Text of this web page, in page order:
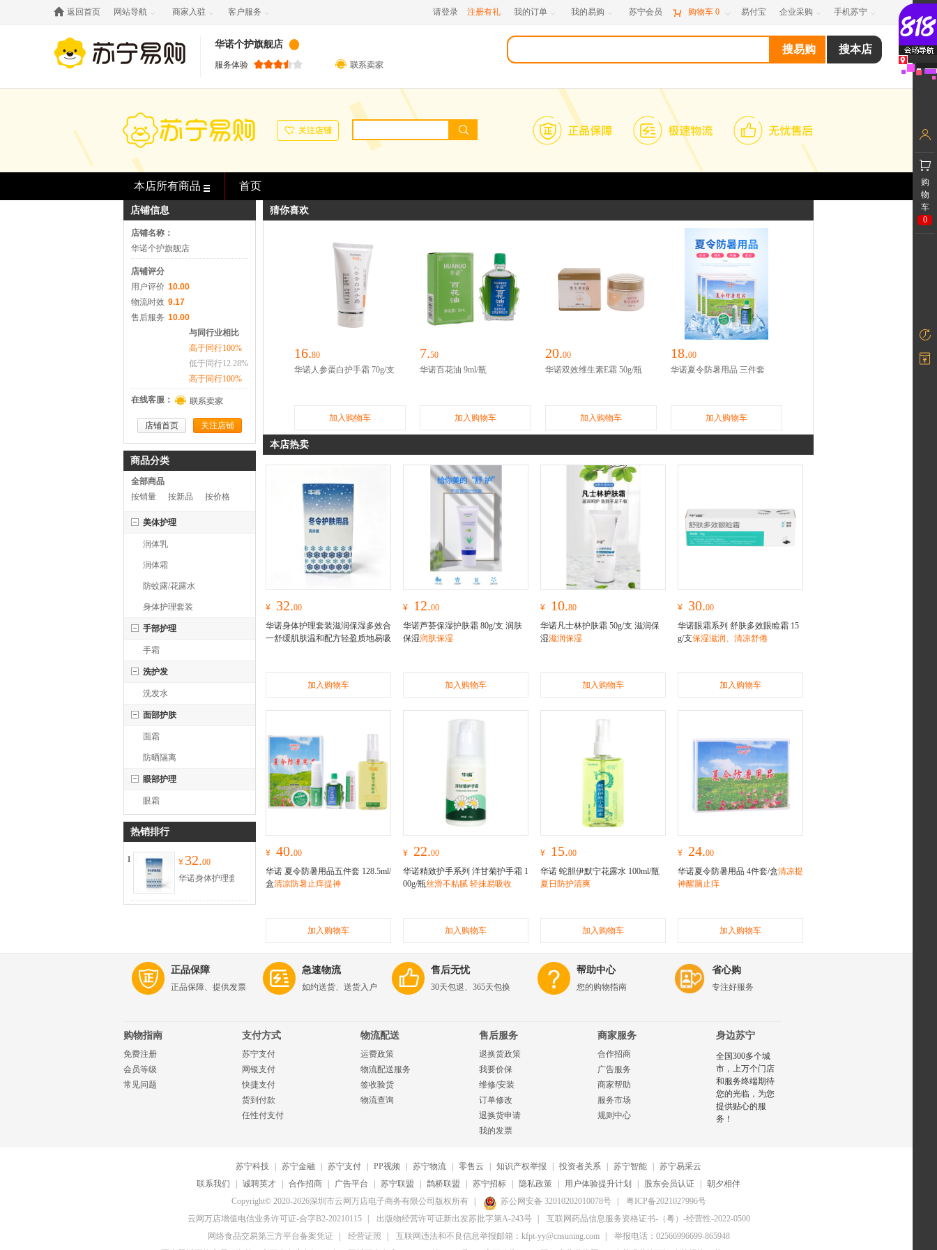
 返回首页 网站导航  商家入驻  客户服务  请登录 注册有礼 我的订单  我的易购  苏宁会员  购物车 0  易付宝 企业采购  手机苏宁 
华诺个护旗舰店
服务体验
本店所有商品 首页
店铺信息
店铺名称：
华诺个护旗舰店
店铺评分
用户评价 10.00
物流时效 9.17
售后服务 10.00
与同行业相比
高于同行100%
低于同行12.28%
高于同行100%
在线客服：
店铺首页 关注店铺
商品分类
全部商品
按销量
按新品 按价格
美体护理
润体乳
润体霜
防蚊露/花露水
身体护理套装
手部护理
手霜
洗护发
洗发水
面部护肤
面霜
防晒隔离
眼部护理
眼霜
热销排行
1 ¥ 32.00
华诺身体护理套
猜你喜欢
16.80
华诺人参蛋白护手霜 70g/支
加入购物车
7.50
华诺百花油 9ml/瓶
加入购物车
20.00
华诺双效维生素E霜 50g/瓶
加入购物车
18.00
华诺夏令防暑用品 三件套
加入购物车
本店热卖
¥ 32.00
华诺身体护理套装滋润保湿多效合
一舒缓肌肤温和配方轻盈质地易吸
加入购物车
¥ 12.00
华诺芦荟保湿护肤霜 80g/支 润肤
保湿润肤保湿
加入购物车
¥ 10.80
华诺凡士林护肤霜 50g/支 滋润保
湿滋润保湿
加入购物车
¥ 30.00
华诺眼霜系列 舒肤多效眼睑霜 15
g/支保湿滋润、清凉舒倦
加入购物车
¥ 40.00
华诺 夏令防暑用品五件套 128.5ml/
盒清凉防暑止痒提神
加入购物车
¥ 22.00
华诺精致护手系列 洋甘菊护手霜 1
00g/瓶丝滑不粘腻 轻抹易吸收
加入购物车
¥ 15.00
华诺 蛇胆伊默宁花露水 100ml/瓶
夏日防护清爽
加入购物车
¥ 24.00
华诺夏令防暑用品 4件套/盒清凉提
神醒脑止痒
加入购物车
正品保障
正品保障、提供发票
急速物流
如约送货、送货入户
售后无忧
30天包退、365天包换
帮助中心
您的购物指南
省心购
专注好服务
购物指南
免费注册
会员等级
常见问题
支付方式
苏宁支付
网银支付
快捷支付
货到付款
任性付支付
物流配送
运费政策
物流配送服务
签收验货
物流查询
售后服务
退换货政策
我要价保
维修/安装
订单修改
退换货申请
我的发票
商家服务
合作招商
广告服务
商家帮助
服务市场
规则中心
身边苏宁
全国300多个城
市，上万个门店
和服务终端期待
您的光临，为您
提供贴心的服
务！
苏宁科技 苏宁金融 苏宁支付 PP视频 苏宁物流 零售云 知识产权举报 投资者关系 苏宁智能
苏宁易采云
联系我们
诚聘英才 合作招商 广告平台 苏宁联盟 鹊桥联盟 苏宁招标 隐私政策 用户体验提升计划 股东会员认证
朝夕相伴
Copyright© 2020-2026深圳市云网万店电子商务有限公司版权所有
苏公网安备 32010202010078号
粤ICP备2021027996号
云网万店增值电信业务许可证-合字B2-20210115
出版物经营许可证新出发苏批字第A-243号
互联网药品信息服务资格证书-（粤）-经营性-2022-0500
网络食品交易第三方平台备案凭证
经营证照 互联网违法和不良信息举报邮箱：kfpt-yy@cnsuning.com
举报电话：02566996699-865948
购
物
车
0